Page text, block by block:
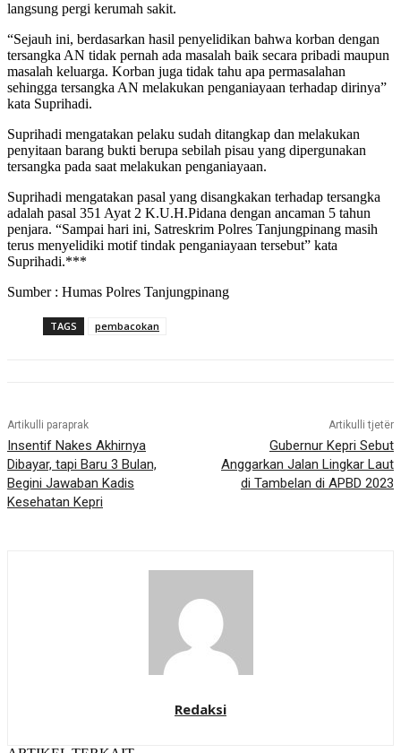
langsung pergi kerumah sakit.
“Sejauh ini, berdasarkan hasil penyelidikan bahwa korban dengan
tersangka AN tidak pernah ada masalah baik secara pribadi maupun
masalah keluarga. Korban juga tidak tahu apa permasalahan
sehingga tersangka AN melakukan penganiayaan terhadap dirinya”
kata Suprihadi.
Suprihadi mengatakan pelaku sudah ditangkap dan melakukan
penyitaan barang bukti berupa sebilah pisau yang dipergunakan
tersangka pada saat melakukan penganiayaan.
Suprihadi mengatakan pasal yang disangkakan terhadap tersangka
adalah pasal 351 Ayat 2 K.U.H.Pidana dengan ancaman 5 tahun
penjara. “Sampai hari ini, Satreskrim Polres Tanjungpinang masih
terus menyelidiki motif tindak penganiayaan tersebut” kata
Suprihadi.***
Sumber : Humas Polres Tanjungpinang
TAGS pembacokan
Artikulli paraprak
Insentif Nakes Akhirnya
Dibayar, tapi Baru 3 Bulan,
Begini Jawaban Kadis
Kesehatan Kepri
Artikulli tjetër
Gubernur Kepri Sebut
Anggarkan Jalan Lingkar Laut
di Tambelan di APBD 2023
Redaksi